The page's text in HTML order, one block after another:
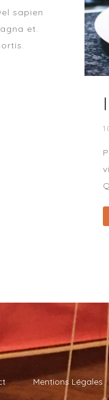
sapien
et.
Mentions Légales